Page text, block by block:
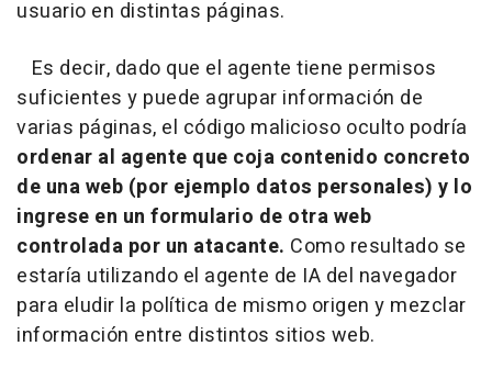
usuario en distintas páginas.
Es decir, dado que el agente tiene permisos
suficientes y puede agrupar información de
varias páginas, el código malicioso oculto podría
ordenar al agente que coja contenido concreto
de una web (por ejemplo datos personales) y lo
ingrese en un formulario de otra web
controlada por un atacante. Como resultado se
estaría utilizando el agente de IA del navegador
para eludir la política de mismo origen y mezclar
información entre distintos sitios web.